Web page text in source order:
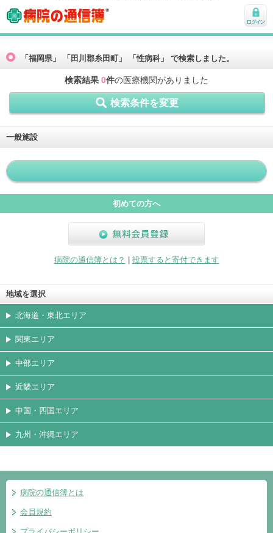
病院の通信簿
ログ
「福岡県」 「田川郡糸田町」 「性病科」 で検索しました。
検索結果 0件の医療機関がありました
検索条件を変更
一般施設
初めての方へ
病院の通信簿とは？
投票すると寄付できます
地域を選択
北海道・東北エリア
関東エリア
中部エリア
近畿エリア
中国・四国エリア
九州・沖縄エリア
病院の通信簿とは
会員規約